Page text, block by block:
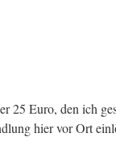
25 Euro, den ich
hier vor Ort